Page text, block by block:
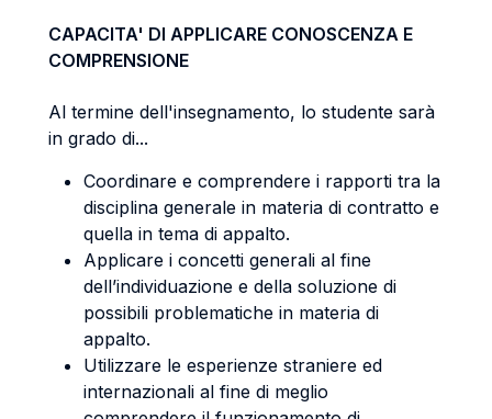
CAPACITA' DI APPLICARE CONOSCENZA E
COMPRENSIONE
Al termine dell'insegnamento, lo studente sarà
in grado di...
Coordinare e comprendere i rapporti tra la
disciplina generale in materia di contratto e
quella in tema di appalto.
Applicare i concetti generali al fine
dell’individuazione e della soluzione di
possibili problematiche in materia di
appalto.
Utilizzare le esperienze straniere ed
internazionali al fine di meglio